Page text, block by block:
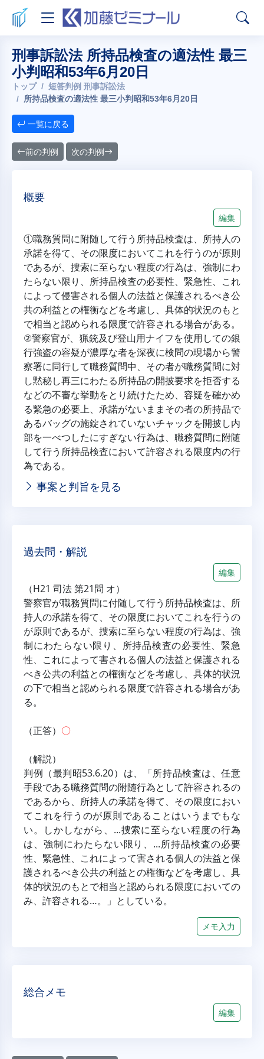
刑事訴訟法 所持品検査の適法性 最三
小判昭和53年6月20日
トップ
短答判例 刑事訴訟法
所持品検査の適法性 最三小判昭和53年6月20日
一覧に戻る
前の判例 次の判例
概要
編集
①職務質問に附随して行う所持品検査は、所持人の
承諾を得て、その限度においてこれを行うのが原則
であるが、捜索に至らない程度の行為は、強制にわ
たらない限り、所持品検査の必要性、緊急性、これ
によって侵害される個人の法益と保護されるべき公
共の利益との権衡などを考慮し、具体的状況のもと
で相当と認められる限度で許容される場合がある。
②警察官が、猟銃及び登山用ナイフを使用しての銀
行強盗の容疑が濃厚な者を深夜に検問の現場から警
察署に同行して職務質問中、その者が職務質問に対
し黙秘し再三にわたる所持品の開披要求を拒否する
などの不審な挙動をとり続けたため、容疑を確かめ
る緊急の必要上、承諾がないままその者の所持品で
あるバッグの施錠されていないチャックを開披し内
部を一べつしたにすぎない行為は、職務質問に附随
して行う所持品検査において許容される限度内の行
為である。
事案と判旨を見る
過去問・解説
編集
（H21 司法 第21問 オ）
警察官が職務質問に付随して行う所持品検査は、所
持人の承諾を得て、その限度においてこれを行うの
が原則であるが、捜索に至らない程度の行為は、強
制にわたらない限り、所持品検査の必要性、緊急
性、これによって害される個人の法益と保護される
べき公共の利益との権衡などを考慮し、具体的状況
の下で相当と認められる限度で許容される場合があ
る。
（正答） 〇
（解説）
判例（最判昭53.6.20）は、「所持品検査は、任意
手段である職務質問の附随行為として許容されるの
であるから、所持人の承諾を得て、その限度におい
てこれを行うのが原則であることはいうまでもな
い。しかしながら、...捜索に至らない程度の行為
は、強制にわたらない限り、...所持品検査の必要
性、緊急性、これによって害される個人の法益と保
護されるべき公共の利益との権衡などを考慮し、具
体的状況のもとで相当と認められる限度においての
み、許容される…。」としている。
メモ入力
総合メモ
編集